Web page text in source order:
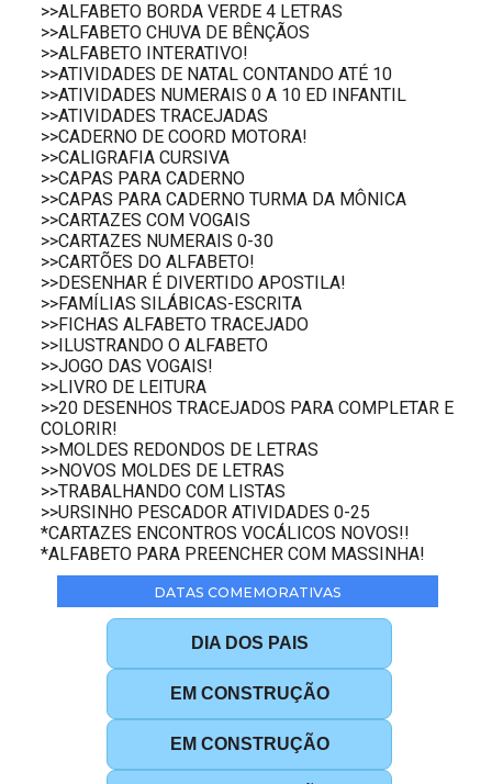
>>ALFABETO BORDA VERDE 4 LETRAS
>>ALFABETO CHUVA DE BÊNÇÃOS
>>ALFABETO INTERATIVO!
>>ATIVIDADES DE NATAL CONTANDO ATÉ 10
>>ATIVIDADES NUMERAIS 0 A 10 ED INFANTIL
>>ATIVIDADES TRACEJADAS
>>CADERNO DE COORD MOTORA!
>>CALIGRAFIA CURSIVA
>>CAPAS PARA CADERNO
>>CAPAS PARA CADERNO TURMA DA MÔNICA
>>CARTAZES COM VOGAIS
>>CARTAZES NUMERAIS 0-30
>>CARTÕES DO ALFABETO!
>>DESENHAR É DIVERTIDO APOSTILA!
>>FAMÍLIAS SILÁBICAS-ESCRITA
>>FICHAS ALFABETO TRACEJADO
>>ILUSTRANDO O ALFABETO
>>JOGO DAS VOGAIS!
>>LIVRO DE LEITURA
>>20 DESENHOS TRACEJADOS PARA COMPLETAR E
COLORIR!
>>MOLDES REDONDOS DE LETRAS
>>NOVOS MOLDES DE LETRAS
>>TRABALHANDO COM LISTAS
>>URSINHO PESCADOR ATIVIDADES 0-25
*CARTAZES ENCONTROS VOCÁLICOS NOVOS!!
*ALFABETO PARA PREENCHER COM MASSINHA!
DATAS COMEMORATIVAS
DIA DOS PAIS
EM CONSTRUÇÃO
EM CONSTRUÇÃO